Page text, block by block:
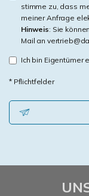
stimme zu, dass
meiner Anfrage
Hinweis: Sie
Mail an
Ich bin Eigentümer
* Pflichtfelder